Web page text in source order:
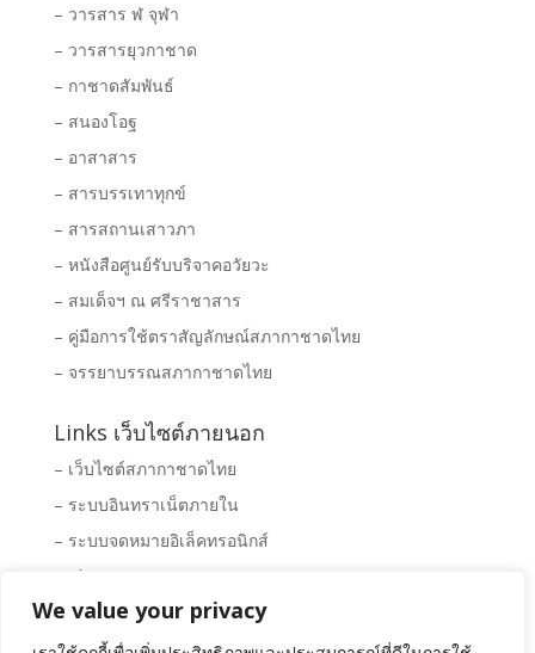
We value your privacy
– วารสาร ฬ จุฬา
– วารสารยุวกาชาด
– กาชาดสัมพันธ์
– สนองโอฐ
– อาสาสาร
– สารบรรเทาทุกข์
– สารสถานเสาวภา
– หนังสือศูนย์รับบริจาคอวัยวะ
– สมเด็จฯ ณ ศรีราชาสาร
– คู่มือการใช้ตราสัญลักษณ์สภากาชาดไทย
– จรรยาบรรณสภากาชาดไทย
Links เว็บไซต์ภายนอก
– เว็บไซต์สภากาชาดไทย
– ระบบอินทราเน็ตภายใน
– ระบบจดหมายอิเล็คทรอนิกส์
– Clipping News
– ระบบจัดซื้อ – จัดจ้างสภากาชาดไทย
– พิพิธภัณฑ์สภากาชาดไทย